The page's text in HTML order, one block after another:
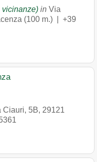
vicinanze) in Via
(100 m.) | +39
Ciauri, 5B, 29121